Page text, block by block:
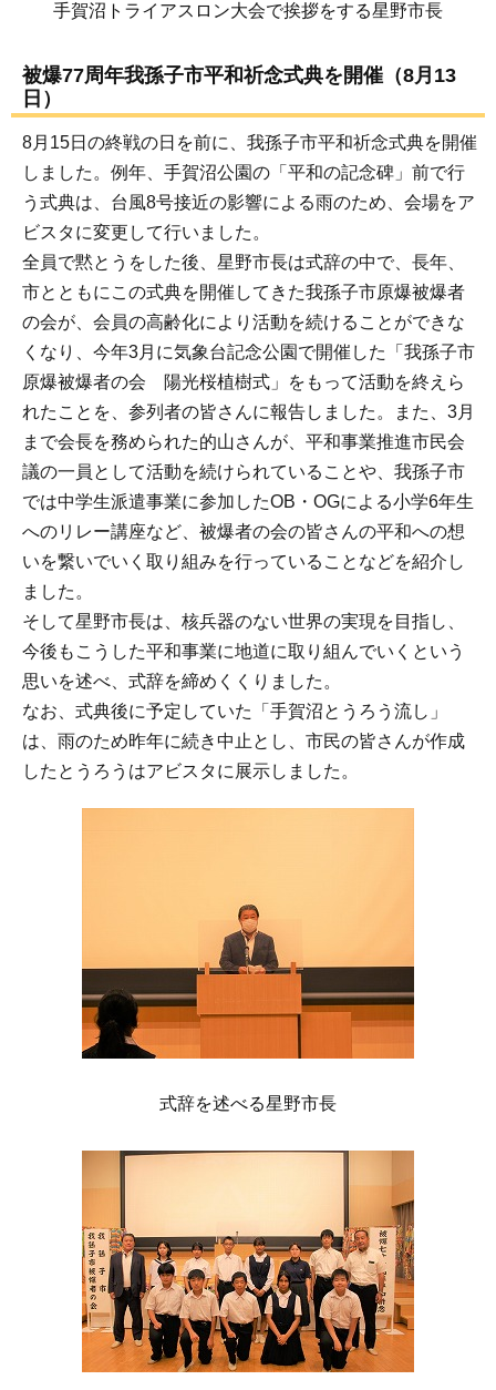
手賀沼トライアスロン大会で挨拶をする星野市長
被爆77周年我孫子市平和祈念式典を開催（8月13
日）
8月15日の終戦の日を前に、我孫子市平和祈念式典を開催
しました。例年、手賀沼公園の「平和の記念碑」前で行
う式典は、台風8号接近の影響による雨のため、会場をア
ビスタに変更して行いました。
全員で黙とうをした後、星野市長は式辞の中で、長年、
市とともにこの式典を開催してきた我孫子市原爆被爆者
の会が、会員の高齢化により活動を続けることができな
くなり、今年3月に気象台記念公園で開催した「我孫子市
原爆被爆者の会 陽光桜植樹式」をもって活動を終えら
れたことを、参列者の皆さんに報告しました。また、3月
まで会長を務められた的山さんが、平和事業推進市民会
議の一員として活動を続けられていることや、我孫子市
では中学生派遣事業に参加したOB・OGによる小学6年生
へのリレー講座など、被爆者の会の皆さんの平和への想
いを繋いでいく取り組みを行っていることなどを紹介し
ました。
そして星野市長は、核兵器のない世界の実現を目指し、
今後もこうした平和事業に地道に取り組んでいくという
思いを述べ、式辞を締めくくりました。
なお、式典後に予定していた「手賀沼とうろう流し」
は、雨のため昨年に続き中止とし、市民の皆さんが作成
したとうろうはアビスタに展示しました。
式辞を述べる星野市長